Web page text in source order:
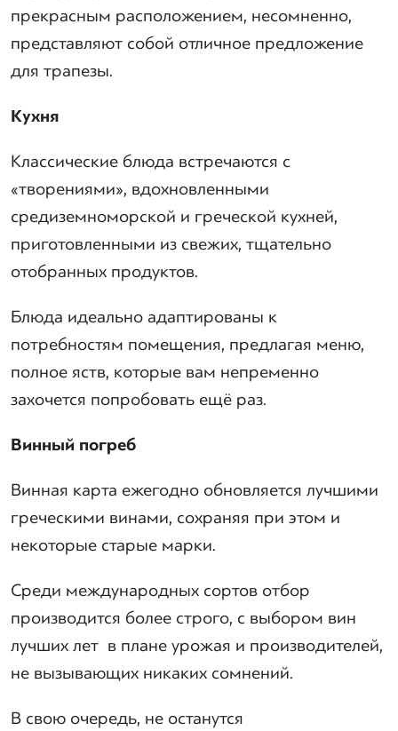
прекрасным расположением, несомненно,
представляют собой отличное предложение
для трапезы.
Кухня
Классические блюда встречаются с
«творениями», вдохновленными
средиземноморской и греческой кухней,
приготовленными из свежих, тщательно
отобранных продуктов.
Блюда идеально адаптированы к
потребностям помещения, предлагая меню,
полное яств, которые вам непременно
захочется попробовать ещё раз.
Винный погреб
Винная карта ежегодно обновляется лучшими
греческими винами, сохраняя при этом и
некоторые старые марки.
Среди международных сортов отбор
производится более строго, с выбором вин
лучших лет в плане урожая и производителей,
не вызывающих никаких сомнений.
В свою очередь, не останутся